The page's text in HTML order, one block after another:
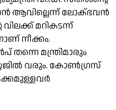
ആവില്ലെന്ന് ലോക്ഭവൻ
മറികടന്ന്
നീക്കം.
മന്ത്രിമാരും
വരും. കോൺഗ്രസ്